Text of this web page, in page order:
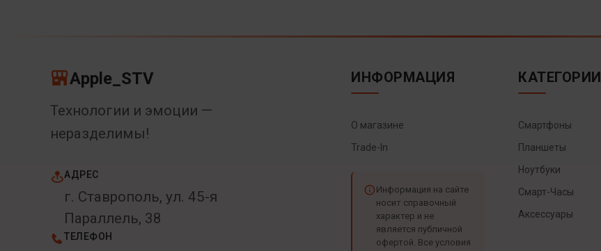
Apple_STV
Технологии и эмоции —
неразделимы!
АДРЕС
г. Ставрополь, ул. 45-я
Параллель, 38
ТЕЛЕФОН
ИНФОРМАЦИЯ
О магазине
Trade-In
Информация на сайте
носит справочный
характер и не
является публичной
офертой. Все условия
КАТЕГОРИИ
Смартфоны
Планшеты
Ноутбуки
Смарт-Часы
Аксессуары